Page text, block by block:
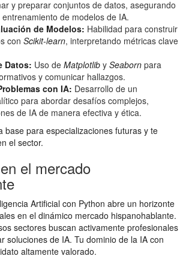
y preparar conjuntos de datos, asegurando
de modelos de IA.
de Modelos: Habilidad para construir
con Scikit-learn, interpretando métricas clave
Datos: Uso de Matplotlib y Seaborn para
y comunicar hallazgos.
con IA: Desarrollo de un
para abordar desafíos complejos,
de IA de manera efectiva y ética.
base para especializaciones futuras y te
el sector.
el mercado
Artificial con Python abre un horizonte
en el dinámico mercado hispanohablante.
sectores buscan activamente profesionales
soluciones de IA. Tu dominio de la IA con
altamente valorado.